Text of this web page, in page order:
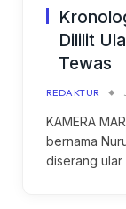
Dililit
Tewas
REDAKTUR
KAMERA
bernama
diserang